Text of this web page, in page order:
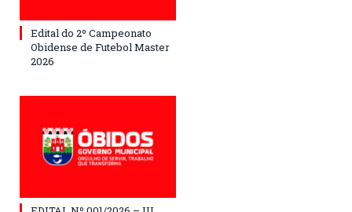
Edital do 2º Campeonato
Obidense de Futebol Master
2026